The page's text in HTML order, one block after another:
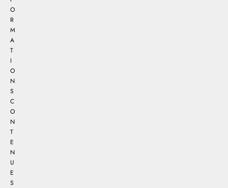
O
R
M
A
T
I
O
N
S
C
O
N
T
E
N
U
E
S